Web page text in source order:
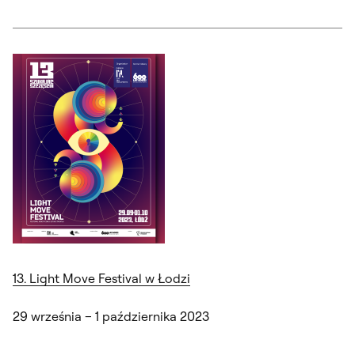
13. Light Move Festival w Łodzi
29 września – 1 października 2023